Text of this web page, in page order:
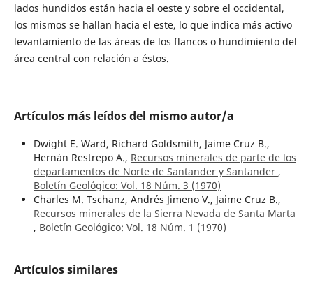
lados hundidos están hacia el oeste y sobre el occidental,
los mismos se hallan hacia el este, lo que indica más activo
levantamiento de las áreas de los flancos o hundimiento del
área central con relación a éstos.
Artículos más leídos del mismo autor/a
Dwight E. Ward, Richard Goldsmith, Jaime Cruz B.,
Hernán Restrepo A., Recursos minerales de parte de los
departamentos de Norte de Santander y Santander ,
Boletín Geológico: Vol. 18 Núm. 3 (1970)
Charles M. Tschanz, Andrés Jimeno V., Jaime Cruz B.,
Recursos minerales de la Sierra Nevada de Santa Marta
, Boletín Geológico: Vol. 18 Núm. 1 (1970)
Artículos similares